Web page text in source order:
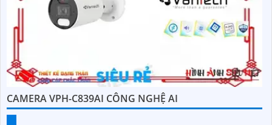
CAMERA VPH-C839AI CÔNG NGHỆ AI